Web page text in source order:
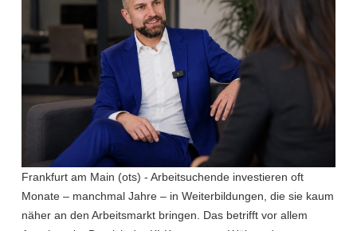
Frankfurt am Main (ots) - Arbeitsuchende investieren oft
Monate – manchmal Jahre – in Weiterbildungen, die sie kaum
näher an den Arbeitsmarkt bringen. Das betrifft vor allem